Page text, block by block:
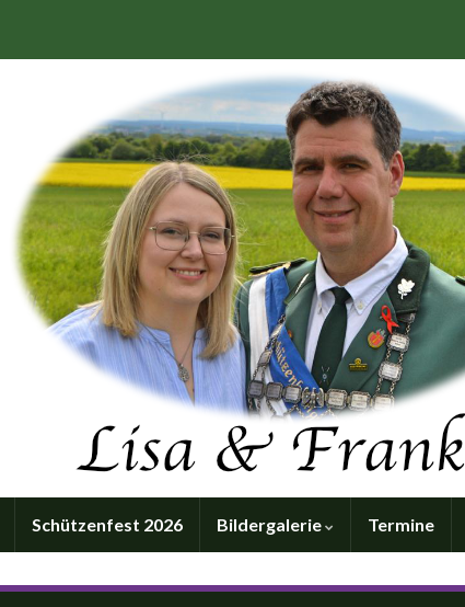
Schützenfest 2026 Bildergalerie Termine